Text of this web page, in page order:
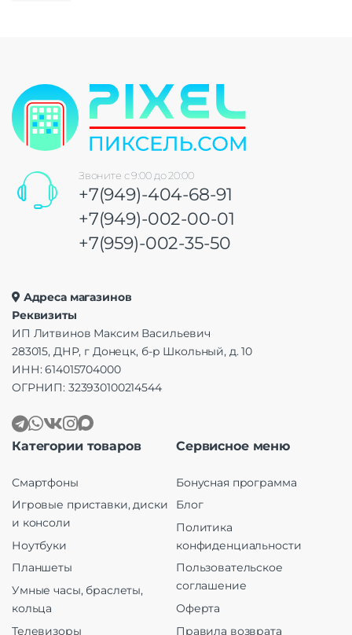
Звоните с 9:00 до 20:00
+7(949)-404-68-91
+7(949)-002-00-01
+7(959)-002-35-50
Адреса магазинов
Реквизиты
ИП Литвинов Максим Васильевич
283015, ДНР, г Донецк, б-р Школьный, д. 10
ИНН: 614015704000
ОГРНИП: 323930100214544
Категории товаров
Смартфоны
Игровые приставки, диски
и консоли
Ноутбуки
Планшеты
Умные часы, браслеты,
кольца
Телевизоры
Сервисное меню
Бонусная программа
Блог
Политика
конфиденциальности
Пользовательское
соглашение
Оферта
Правила возврата